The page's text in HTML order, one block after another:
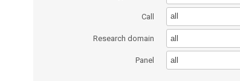
Call all
Research domain all
Panel all